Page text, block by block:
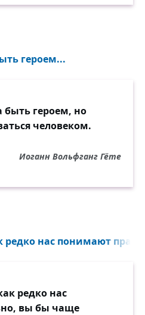
героем...
быть героем, но
человеком.
Иоганн Вольфганг Гёте
редко нас понимают
редко нас
вы бы чаще